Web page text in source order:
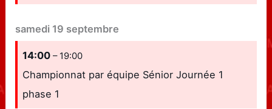
samedi 19 septembre
14:00– 19:00
Championnat par équipe Sénior Journée 1
phase 1